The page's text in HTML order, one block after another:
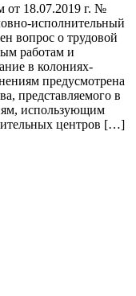
от 18.07.2019 г. №
исполнительный
вопрос о трудовой
работам и
в колониях-
предусмотрена
представляемого в
использующим
центров […]